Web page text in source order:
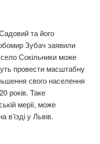
та його
Зубач заявили
Сокільники може
провести масштабну
свого населення
років. Таке
мерії, може
в’їзді у Львів.